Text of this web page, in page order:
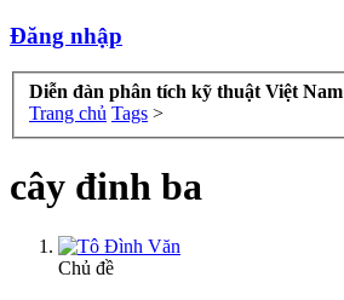
Đăng nhập
Diễn đàn phân tích kỹ thuật Việt Nam
Trang chủ Tags >
cây đinh ba
Chủ đề